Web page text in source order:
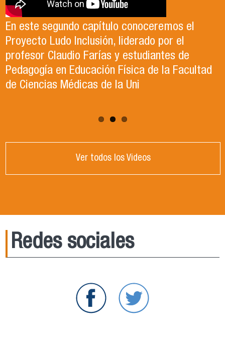
El 15 de enero, el Departamento de Gestión
del Deporte de la Vicerrectoría de Apoyo
Estudiantil Usach, premió a las y los
deportistas más destacados del año
competitivo 2025.
En este segundo capítulo conoceremos el
Proyecto Ludo Inclusión, liderado por el
profesor Claudio Farías y estudiantes de
Pedagogía en Educación Física de la Facultad
de Ciencias Médicas de la Uni
Te invitamos a revisar el video de nuestro
candidato , el Dr. Celso Sanchez para el cargo
de Director de Escuela período 2025-2026.
Ver todos los Videos
Redes sociales